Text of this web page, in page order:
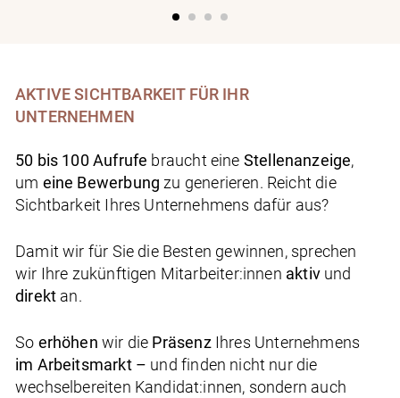
AKTIVE SICHTBARKEIT FÜR IHR
UNTERNEHMEN
50 bis 100 Aufrufe braucht eine Stellenanzeige,
um eine Bewerbung zu generieren. Reicht die
Sichtbarkeit Ihres Unternehmens dafür aus?
Damit wir für Sie die Besten gewinnen, sprechen
wir Ihre zukünftigen Mitarbeiter:innen aktivund
direkt an.
So erhöhen wir die Präsenz Ihres Unternehmens
im Arbeitsmarkt – und finden nicht nur die
wechselbereiten Kandidat:innen, sondern auch